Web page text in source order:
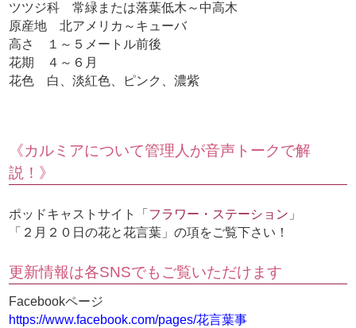
ツツジ科 常緑または落葉低木～中高木
原産地 北アメリカ～キューバ
高さ １～５メートル前後
花期 ４～６月
花色 白、淡紅色、ピンク、濃紫
《カルミアについて管理人が音声トークで解
説！》
ポッドキャストサイト「 フラワー・ステーション 」
「２月２０日の花と花言葉」の項をご覧下さい！
更新情報は各SNSでもご覧いただけます
Facebookページ
https://www.facebook.com/pages/花言葉事